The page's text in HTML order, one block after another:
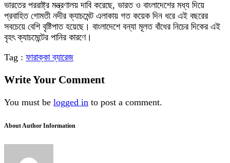
ভারতের পররাষ্ট্র মন্ত্রণালয় দাবি করেছে, ভারত ও বাংলাদেশের মধ্য দিয়ে
প্রবাহিত গোমতী নদীর ক্যাচমেন্ট এলাকায় গত কয়েক দিন ধরে এই বছরের
সবচেয়ে বেশি বৃষ্টিপাত হয়েছে। বাংলাদেশে বন্যা মূলত বাঁধের নিচের দিকের এই
বৃহৎ ক্যাচমেন্টের পানির কারণে।
Tag : ফারাক্কা ব্যারেজ
Write Your Comment
You must be logged in to post a comment.
About Author Information